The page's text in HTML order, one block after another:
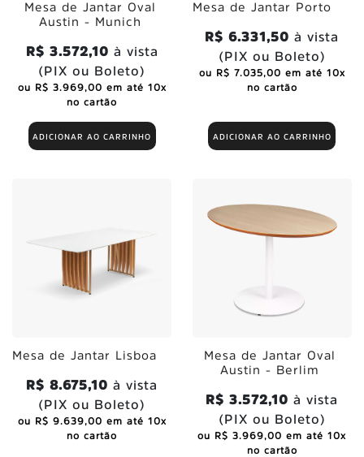
Mesa de Jantar Oval
Austin - Munich
ADICIONAR AO CARRINHO
R$ 3.572,10 à vista
(PIX ou Boleto)
ou R$ 3.969,00 em até 10x
no cartão
Mesa de Jantar Porto
ADICIONAR AO CARRINHO
R$ 6.331,50 à vista
(PIX ou Boleto)
ou R$ 7.035,00 em até 10x
no cartão
Mesa de Jantar Lisboa
R$ 8.675,10 à vista
(PIX ou Boleto)
ou R$ 9.639,00 em até 10x
no cartão
Mesa de Jantar Oval
Austin - Berlim
R$ 3.572,10 à vista
(PIX ou Boleto)
ou R$ 3.969,00 em até 10x
no cartão